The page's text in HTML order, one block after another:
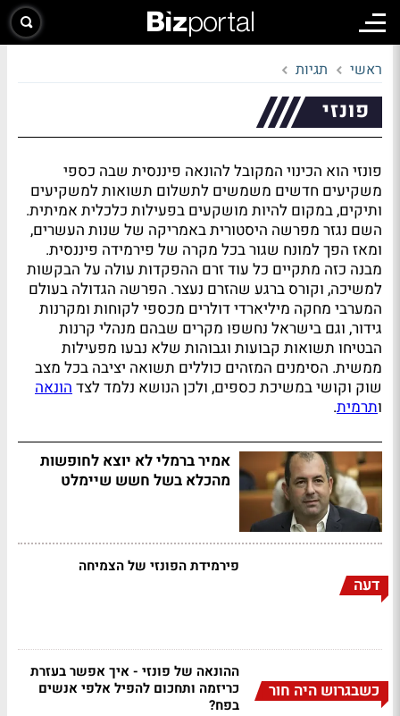
ראשי תגיות
פונזי
פונזי הוא הכינוי המקובל להונאה פיננסית שבה כספי
משקיעים חדשים משמשים לתשלום תשואות למשקיעים
ותיקים, במקום להיות מושקעים בפעילות כלכלית אמיתית.
השם נגזר מפרשה היסטורית באמריקה של שנות העשרים,
ומאז הפך למונח שגור בכל מקרה של פירמידה פיננסית.
מבנה כזה מתקיים כל עוד זרם ההפקדות עולה על הבקשות
למשיכה, וקורס ברגע שהזרם נעצר. הפרשה הגדולה בעולם
המערבי מחקה מיליארדי דולרים מכספי לקוחות ומקרנות
גידור, וגם בישראל נחשפו מקרים שבהם מנהלי קרנות
הבטיחו תשואות קבועות וגבוהות שלא נבעו מפעילות
ממשית. הסימנים המזהים כוללים תשואה יציבה בכל מצב
שוק וקושי במשיכת כספים, ולכן הנושא נלמד לצדהונאה
ותרמית.
אמיר ברמלי לא יוצא לחופשות
מהכלא בשל חשש שיימלט
דעה
פירמידת הפונזי של הצמיחה
כשבגרוש היה חור
ההונאה של פונזי - איך אפשר בעזרת
כריזמה ותחכום להפיל אלפי אנשים
בפח?